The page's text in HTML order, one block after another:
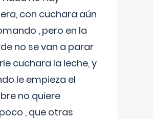
con cuchara aún
, pero en la
no se van a parar
cuchara la leche, y
le empieza el
no quiere
, que otras